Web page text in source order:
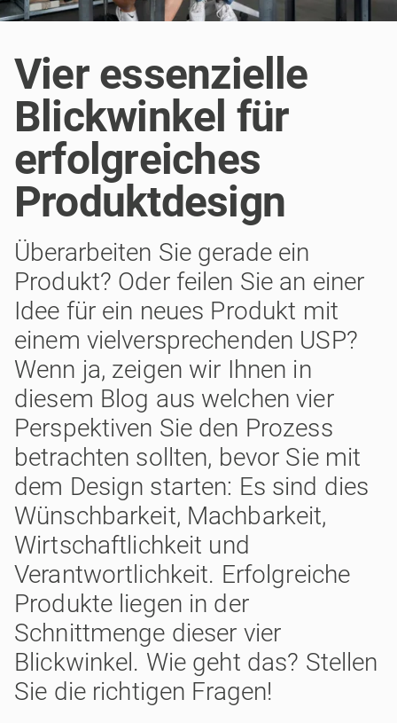
Vier essenzielle
Blickwinkel für
erfolgreiches
Produktdesign
Überarbeiten Sie gerade ein
Produkt? Oder feilen Sie an einer
Idee für ein neues Produkt mit
einem vielversprechenden USP?
Wenn ja, zeigen wir Ihnen in
diesem Blog aus welchen vier
Perspektiven Sie den Prozess
betrachten sollten, bevor Sie mit
dem Design starten: Es sind dies
Wünschbarkeit, Machbarkeit,
Wirtschaftlichkeit und
Verantwortlichkeit. Erfolgreiche
Produkte liegen in der
Schnittmenge dieser vier
Blickwinkel. Wie geht das? Stellen
Sie die richtigen Fragen!